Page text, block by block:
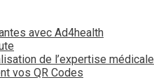
avec Ad4health
de l’expertise médicale
vos QR Codes